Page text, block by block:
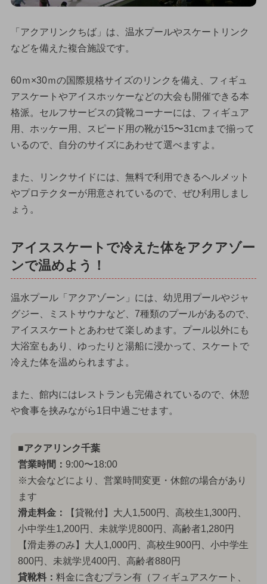
「アクアリンクちば」は、温水プールやスケートリンク
などを備えた複合施設です。
60ｍ×30ｍの国際規格サイズのリンクを備え、フィギュ
アスケートやアイスホッケーなどの大会も開催できる本
格派。セルフサービスの貸靴コーナーには、フィギュア
用、ホッケー用、スピード用の靴が15〜31cmまで揃って
いるので、自分のサイズにあわせて選べますよ。
また、リンクサイドには、無料で利用できるヘルメット
やプロテクターが用意されているので、ぜひ利用しまし
ょう。
アイススケートで冷えた体をアクアゾー
ンで温めよう！
温水プール「アクアゾーン」には、幼児用プールやジャ
グジー、ミストサウナなど、7種類のプールがあるので、
アイススケートとあわせて楽しめます。プール以外にも
大浴室もあり、ゆったりと湯船に浸かって、スケートで
冷えた体を温められますよ。
また、館内にはレストランも完備されているので、休憩
や食事を挟みながら1日中過ごせます。
■アクアリンク千葉
営業時間： 9:00〜18:00
※大会などにより、営業時間変更・休館の場合があり
ます
滑走料金：
【貸靴付】大人1,500円、高校生1,300円、
小中学生1,200円、未就学児800円、高齢者1,280円
【滑走券のみ】大人1,000円、高校生900円、小中学生
800円、未就学児400円、高齢者880円
貸靴料： 料金に含むプラン有（フィギュアスケート、